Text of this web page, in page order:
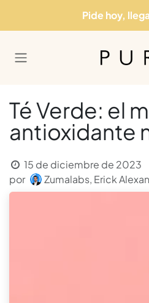
Pide hoy,
Té Verde: el
antioxidante
15 de diciembre de 2023
por
Zumalabs, Erick